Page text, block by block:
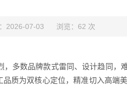
2026-07-03 浏览：62 次
多数品牌款式雷同、设计趋同，
质为双核心定位，精准切入高端